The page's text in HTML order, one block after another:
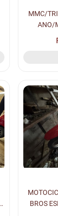
MMC/
ANO/
BROS
COR